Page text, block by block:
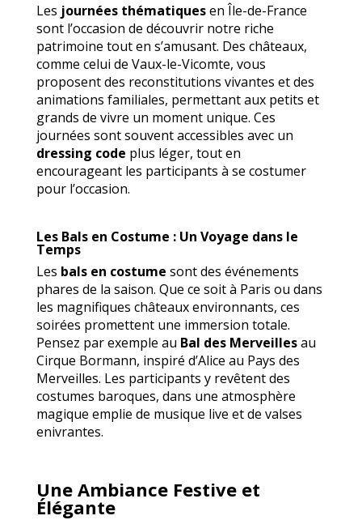
Les journées thématiquesen Île-de-France
sont l’occasion de découvrir notre riche
patrimoine tout en s’amusant. Des châteaux,
comme celui de Vaux-le-Vicomte, vous
proposent des reconstitutions vivantes et des
animations familiales, permettant aux petits et
grands de vivre un moment unique. Ces
journées sont souvent accessibles avec un
dressing code plus léger, tout en
encourageant les participants à se costumer
pour l’occasion.
Les Bals en Costume : Un Voyage dans le
Temps
Les bals en costume sont des événements
phares de la saison. Que ce soit à Paris ou dans
les magnifiques châteaux environnants, ces
soirées promettent une immersion totale.
Pensez par exemple au Bal des Merveillesau
Cirque Bormann, inspiré d’Alice au Pays des
Merveilles. Les participants y revêtent des
costumes baroques, dans une atmosphère
magique emplie de musique live et de valses
enivrantes.
Une Ambiance Festive et
Élégante